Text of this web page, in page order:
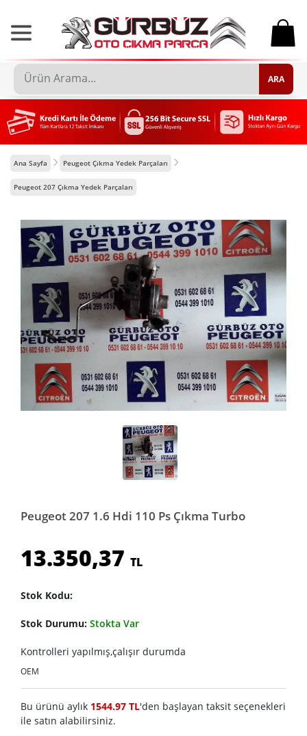
0
ARA
Ana Sayfa Peugeot Çıkma Yedek Parçaları
Peugeot 207 Çıkma Yedek Parçaları
Peugeot 207 1.6 Hdi 110 Ps Çıkma Turbo
13.350,37 TL
Stok Kodu:
Stok Durumu: Stokta Var
Kontrolleri yapılmış,çalışır durumda
OEM
Bu ürünü aylık 1544.97 TL'den başlayan taksit seçenekleri
ile satın alabilirsiniz.